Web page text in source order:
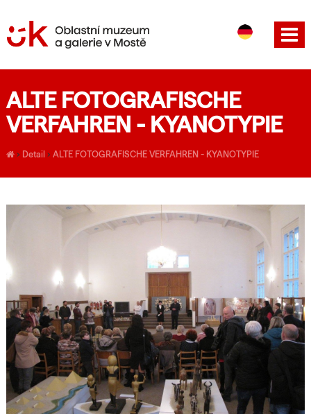
EN
ALTE FOTOGRAFISCHE
VERFAHREN - KYANOTYPIE
› Detail › ALTE FOTOGRAFISCHE VERFAHREN - KYANOTYPIE